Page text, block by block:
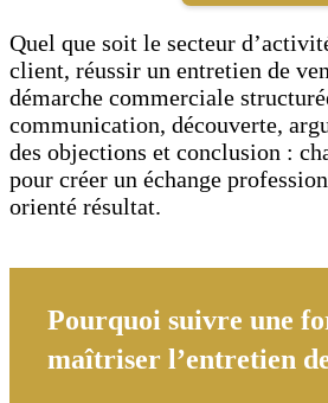
Quel que soit le secteur
client, réussir un entretien de
démarche commerciale
communication, découverte,
des objections et conclusion :
pour créer un échange
orienté résultat.
Pourquoi suivre une
maîtriser l’entretien